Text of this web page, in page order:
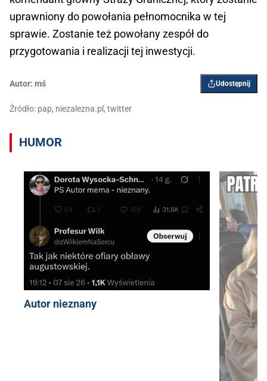
uprawniony do powołania pełnomocnika w tej
sprawie. Zostanie też powołany zespół do
przygotowania i realizacji tej inwestycji.
Autor: mś Udostępnij
Źródło: pap, niezalezna.pl, twitter
HUMOR
Autor nieznany